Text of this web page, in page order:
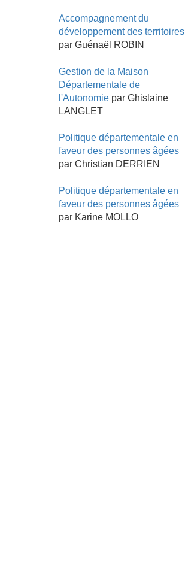
Accompagnement du
développement des territoires
par Guénaël ROBIN
Gestion de la Maison
Départementale de
l'Autonomie par Ghislaine
LANGLET
Politique départementale en
faveur des personnes âgées
par Christian DERRIEN
Politique départementale en
faveur des personnes âgées
par Karine MOLLO